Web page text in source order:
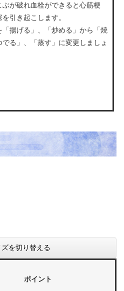
ぶが破れ血栓ができると心筋梗
引き起こします。
「揚げる」、「炒める」から「焼
でる」、「蒸す」に変更しましょ
を切り替える
ポイント